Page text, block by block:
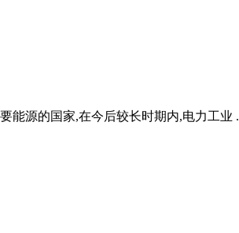
能源的国家,在今后较长时期内,电力工业 .